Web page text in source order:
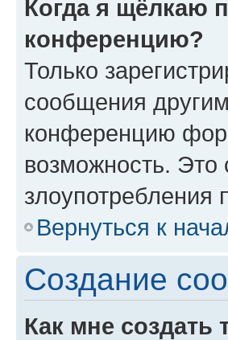
Когда я щёлкаю
конференцию?
Только
сообщения
конференцию
возможность. Это
злоупотребления
Вернуться к
Создание
Как мне